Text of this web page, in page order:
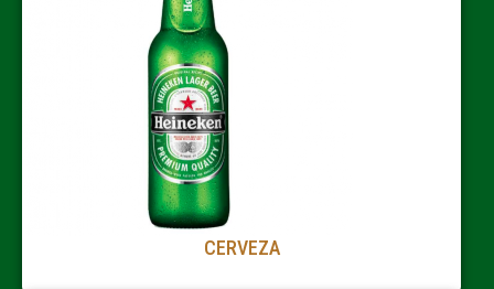
CERVEZA